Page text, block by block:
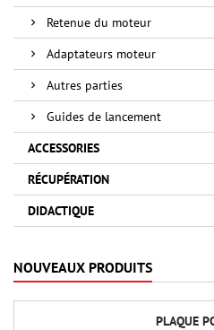
Retenue du moteur
Adaptateurs moteur
Autres parties
Guides de lancement
ACCESSORIES
RÉCUPÉRATION
DIDACTIQUE
NOUVEAUX PRODUITS